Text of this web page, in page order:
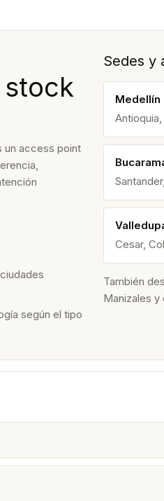
stock
un access point
según el tipo
Sedes y
Medellín
Cesar,
También
Manizales y